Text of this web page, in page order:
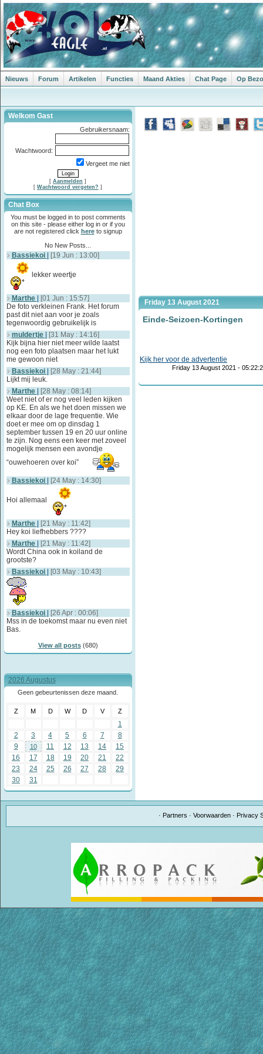
Nieuws Forum Artikelen Functies Maand Akties Chat Page Op
Welkom Gast
Gebruikersnaam:
Wachtwoord:
Vergeet me niet
[ Aanmelden ]
[ Wachtwoord vergeten? ]
Chat Box
You must be logged in to post comments
on this site - please either log in or if you
are not registered click hereto signup
No New Posts...
Bassiekoi [19 Jun : 13:00]
lekker weertje
Marthe
[01 Jun : 15:57]
De foto verkleinen Frank. Het forum
past dit niet aan voor je zoals
tegenwoordig gebruikelijk is
muldertje
[31 May : 14:16]
Kijk bijna hier niet meer wilde laatst
nog een foto plaatsen maar het lukt
me gewoon niet
Bassiekoi
[28 May : 21:44]
Lijkt mij leuk.
Marthe
[28 May : 08:14]
Weet niet of er nog veel leden kijken
op KE. En als we het doen missen we
elkaar door de lage frequentie. Wie
doet er mee om op dinsdag 1
september tussen 19 en 20 uur online
te zijn. Nog eens een keer met zoveel
mogelijk mensen een avondje
“ouwehoeren over koi”
Bassiekoi [24 May : 14:30]
Hoi allemaal
Marthe
[21 May : 11:42]
Hey koi liefhebbers ????
Marthe
[21 May : 11:42]
Wordt China ook in koiland de
grootste?
Bassiekoi
[03 May : 10:43]
Bassiekoi
[26 Apr : 00:06]
Mss in de toekomst maar nu even niet
Bas.
View all posts(680)
2026 Augustus
Geen gebeurtenissen deze maand.
Z M D W D V Z
1
2
3 4 5 6 7
8
9
10 11 12 13 14
15
16
17 18 19 20 21
22
23
24 25 26 27 28
29
30
31
Friday 13 August 2021
Einde-Seizoen-Kortingen
Kijk her voor de advertentie
Friday 13 August 2021 -
· Partners ·Voorwaarden · Privacy